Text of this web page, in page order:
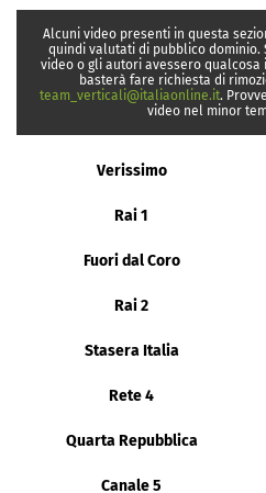
Alcuni video presenti in questa
quindi valutati di pubblico dominio.
video o gli autori avessero
basterà fare richiesta di
team_verticali@italiaonline.it.
video nel minor
Verissimo
Rai 1
Fuori dal Coro
Rai 2
Stasera Italia
Rete 4
Quarta Repubblica
Canale 5